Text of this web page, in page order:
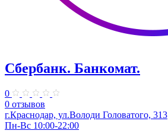
Сбербанк. Банкомат.
0
0 отзывов
г.Краснодар, ул.​Володи Головатого, 313
Пн-Вс 10:00-22:00